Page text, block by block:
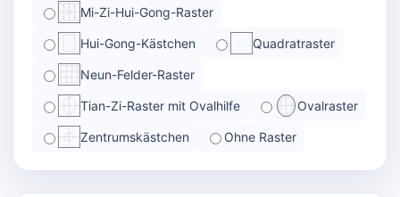
Mi-Zi-Hui-Gong-Raster
Hui-Gong-Kästchen Quadratraster
Neun-Felder-Raster
Tian-Zi-Raster mit Ovalhilfe Ovalraster
Zentrumskästchen Ohne Raster